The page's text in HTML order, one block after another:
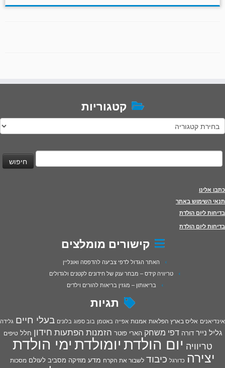
קטגוריות
קטגוריות
חיפוש:
כתבו אלינו
תנאי השימוש באתר
בדיחות ליום הולדת
בדיחות ליום הולדת
קישורים מומלצים
האתר הגדול לדפי צביעה להדפסה ואונליין
טריוויה קידס – מבחר ענק של חידונים לקטנים ולגדולים
בריאותון – מגזין בריאות להורים וילדים
תגיות
אינדיאנים אליס בארץ הפלאות אמנות אפייה באטמן בוב ספוג בלונים בעלי חיים גלידה
גליל נייר דורה דפי משחק הארי פוטר הזמנות הפתעות חידון חלל טיפים
טריוויה יום הולדתיומולדתימי הולדת
יצירה כדורגל כיבוד לשבור את הקרח מדע מוזיקה מסביב לעולם מסכות